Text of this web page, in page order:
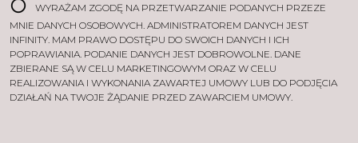
WYRAŻAM ZGODĘ NA PRZETWARZANIE PODANYCH PRZEZE
MNIE DANYCH OSOBOWYCH. ADMINISTRATOREM DANYCH JEST
INFINITY. MAM PRAWO DOSTĘPU DO SWOICH DANYCH I ICH
POPRAWIANIA. PODANIE DANYCH JEST DOBROWOLNE. DANE
ZBIERANE SĄ W CELU MARKETINGOWYM ORAZ W CELU
REALIZOWANIA I WYKONANIA ZAWARTEJ UMOWY LUB DO PODJĘCIA
DZIAŁAŃ NA TWOJE ŻĄDANIE PRZED ZAWARCIEM UMOWY.